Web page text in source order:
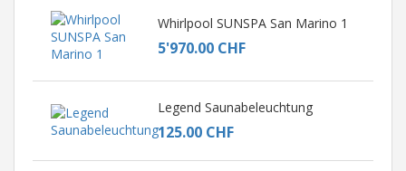
Whirlpool SUNSPA San Marino 1
5'970.00 CHF
Legend Saunabeleuchtung
125.00 CHF